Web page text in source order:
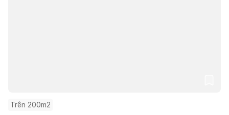
Trên 200m2